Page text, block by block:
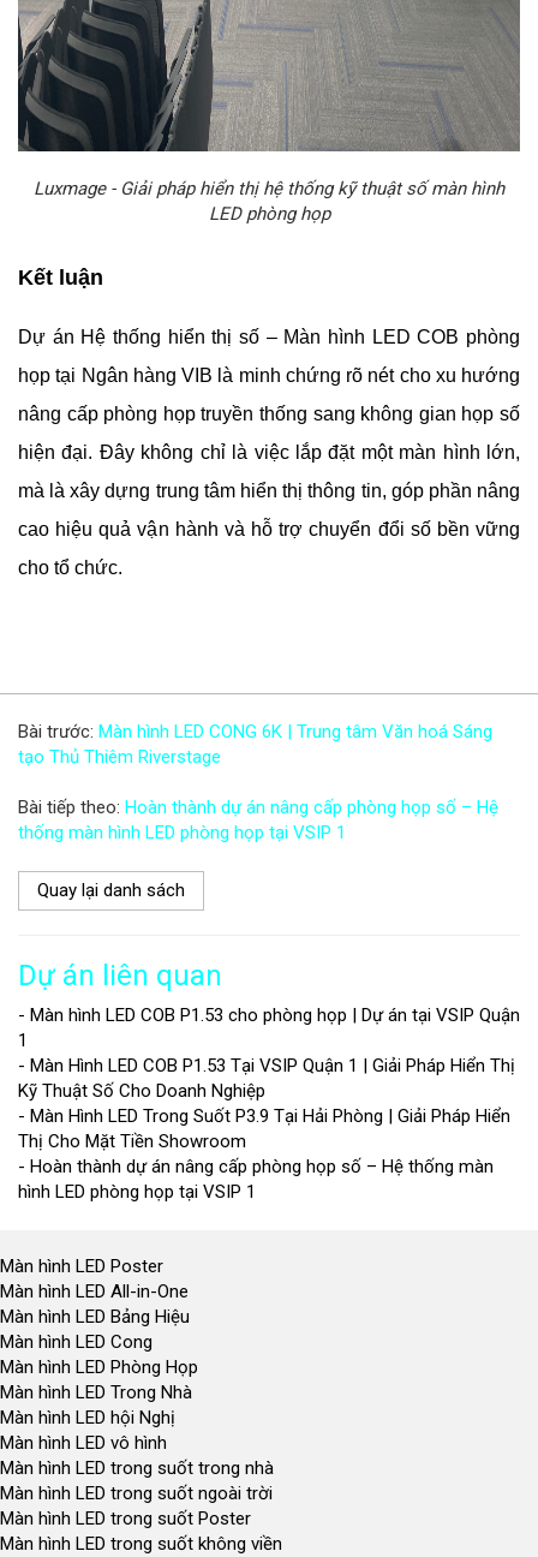
Luxmage - Giải pháp hiển thị hệ thống kỹ thuật số màn hình
LED phòng họp
Kết luận
Dự án Hệ thống hiển thị số – Màn hình LED COB phòng
họp tại Ngân hàng VIB là minh chứng rõ nét cho xu hướng
nâng cấp phòng họp truyền thống sang không gian họp số
hiện đại. Đây không chỉ là việc lắp đặt một màn hình lớn,
mà là xây dựng trung tâm hiển thị thông tin, góp phần nâng
cao hiệu quả vận hành và hỗ trợ chuyển đổi số bền vững
cho tổ chức.
Bài trước: Màn hình LED CONG 6K | Trung tâm Văn hoá Sáng
tạo Thủ Thiêm Riverstage
Bài tiếp theo: Hoàn thành dự án nâng cấp phòng họp số – Hệ
thống màn hình LED phòng họp tại VSIP 1
Quay lại danh sách
Dự án liên quan
- Màn hình LED COB P1.53 cho phòng họp | Dự án tại VSIP Quận
1
- Màn Hình LED COB P1.53 Tại VSIP Quận 1 | Giải Pháp Hiển Thị
Kỹ Thuật Số Cho Doanh Nghiệp
- Màn Hình LED Trong Suốt P3.9 Tại Hải Phòng | Giải Pháp Hiển
Thị Cho Mặt Tiền Showroom
- Hoàn thành dự án nâng cấp phòng họp số – Hệ thống màn
hình LED phòng họp tại VSIP 1
Màn hình LED Poster
Màn hình LED All-in-One
Màn hình LED Bảng Hiệu
Màn hình LED Cong
Màn hình LED Phòng Họp
Màn hình LED Trong Nhà
Màn hình LED hội Nghị
Màn hình LED vô hình
Màn hình LED trong suốt trong nhà
Màn hình LED trong suốt ngoài trời
Màn hình LED trong suốt Poster
Màn hình LED trong suốt không viền